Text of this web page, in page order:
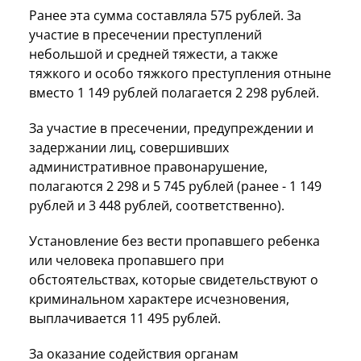
Ранее эта сумма составляла 575 рублей. За
участие в пресечении преступлений
небольшой и средней тяжести, а также
тяжкого и особо тяжкого преступления отныне
вместо 1 149 рублей полагается 2 298 рублей.
За участие в пресечении, предупреждении и
задержании лиц, совершивших
административное правонарушение,
полагаются 2 298 и 5 745 рублей (ранее - 1 149
рублей и 3 448 рублей, соответственно).
Установление без вести пропавшего ребенка
или человека пропавшего при
обстоятельствах, которые свидетельствуют о
криминальном характере исчезновения,
выплачивается 11 495 рублей.
За оказание содействия органам